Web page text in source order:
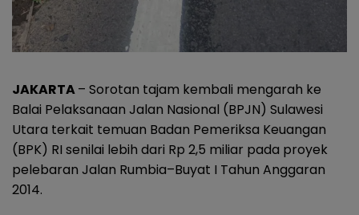
JAKARTA– Sorotan tajam kembali mengarah ke
Balai Pelaksanaan Jalan Nasional (BPJN) Sulawesi
Utara terkait temuan Badan Pemeriksa Keuangan
(BPK) RI senilai lebih dari Rp 2,5 miliar pada proyek
pelebaran Jalan Rumbia–Buyat I Tahun Anggaran
2014.